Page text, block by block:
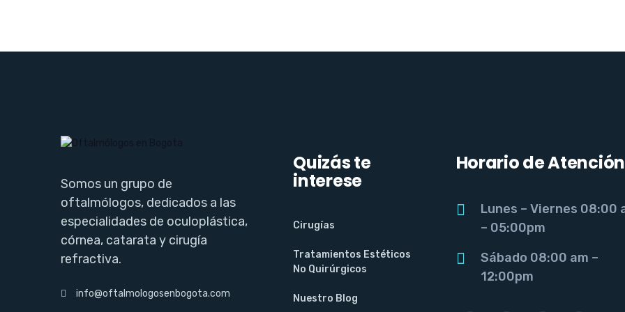
Somos un grupo de
oftalmólogos, dedicados a las
especialidades de oculoplástica,
córnea, catarata y cirugía
refractiva.
info@oftalmologosenbogota.com
Quizás te
interese
Cirugías
Tratamientos Estéticos
No Quirúrgicos
Nuestro Blog
Horario de Atención
Lunes – Viernes 08:00
– 05:00pm
Sábado 08:00 am –
12:00pm